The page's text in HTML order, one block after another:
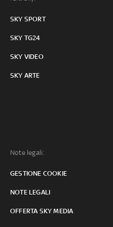
SKY SPORT
SKY TG24
SKY VIDEO
SKY ARTE
Note legali:
GESTIONE COOKIE
NOTE LEGALI
OFFERTA SKY MEDIA